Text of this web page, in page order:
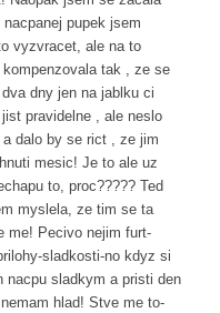
pupek jsem
vyzvracet, ale na to
tak , ze se
dny jen na jablku ci
pravidelne , ale neslo
dalo by se rict , ze jim
mesic! Je to ale uz
to, proc????? Ted
myslela, ze tim se ta
me! Pecivo nejim furt-
sladkosti-no kdyz si
sladkym a pristi den
hlad! Stve me to-